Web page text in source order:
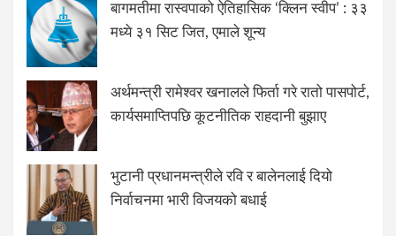
बागमतीमा रास्वपाको ऐतिहासिक ‘क्लिन स्वीप’ : ३३
मध्ये ३१ सिट जित, एमाले शून्य
अर्थमन्त्री रामेश्वर खनालले फिर्ता गरे रातो पासपोर्ट,
कार्यसमाप्तिपछि कूटनीतिक राहदानी बुझाए
भुटानी प्रधानमन्त्रीले रवि र बालेनलाई दियो
निर्वाचनमा भारी विजयको बधाई